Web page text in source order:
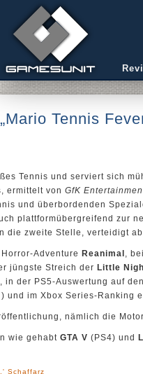
Tennis
Tennis und serviert sich
ermittelt von GfK
und überbordenden
plattformübergreifend zur
die zweite Stelle, verteidigt
Adventure Reanimal ,
jüngste Streich der Little
der PS5-Auswertung auf
und im Xbox Series-Ranking
nämlich die
wie gehabt GTA V (PS4) und
Schaffarz